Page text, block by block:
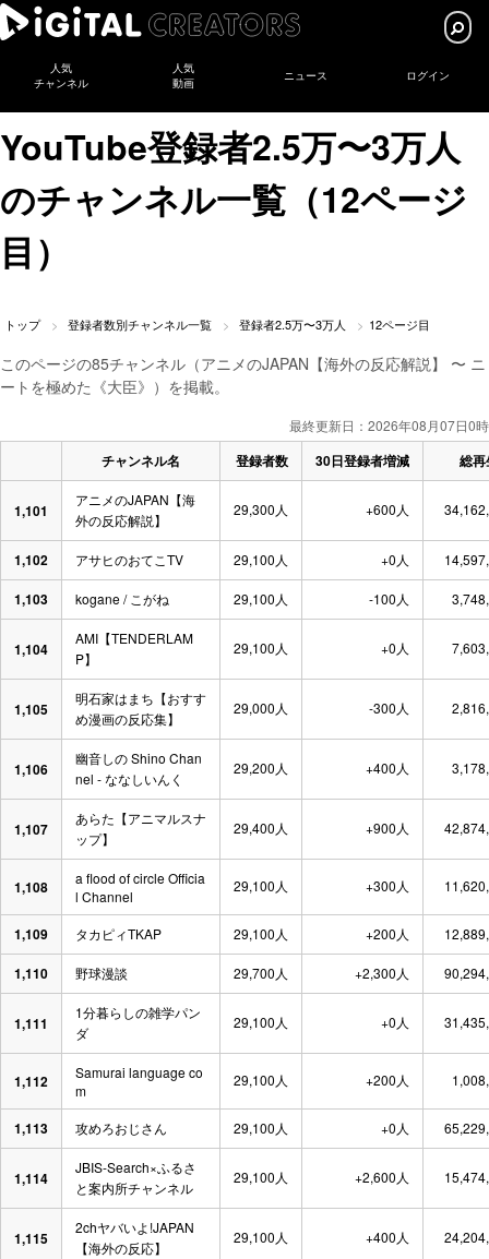
人気
チャンネル
人気
動画
ニュース ログイン
YouTube登録者2.5万〜3万人
のチャンネル一覧（12ページ
目）
トップ 登録者数別チャンネル一覧 登録者2.5万〜3万人 12ページ目
このページの85チャンネル（アニメのJAPAN【海外の反応解説】 〜 ニ
ートを極めた《大臣》）を掲載。
最終更新日：2026年08月07日0時
チャンネル名 登録者数 30日登録者増減 総
1,101
アニメのJAPAN【海
外の反応解説】
29,300人 +600人
1,102 アサヒのおてこTV 29,100人 +0人
1,103 kogane / こがね 29,100人 -100人
1,104
AMI【TENDERLAM
P】
29,100人 +0人
1,105
明石家はまち【おすす
め漫画の反応集】
29,000人 -300人
1,106
幽音しの Shino Chan
nel - ななしいんく
29,200人 +400人
1,107
あらた【アニマルスナ
ップ】
29,400人 +900人
1,108
a flood of circle Officia
l Channel
29,100人 +300人
1,109 タカピィTKAP 29,100人 +200人
1,110 野球漫談 29,700人 +2,300人
1,111
1分暮らしの雑学パン
ダ
29,100人 +0人
1,112
Samurai language co
m
29,100人 +200人
1,113 攻めろおじさん 29,100人 +0人
1,114
JBIS-Search×ふるさ
と案内所チャンネル
29,100人 +2,600人
1,115
2chヤバいよ!JAPAN
【海外の反応】
29,100人 +400人